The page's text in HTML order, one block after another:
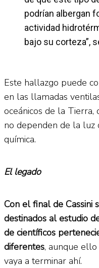
podrían albergan
actividad
bajo su corteza”,
Este hallazgo puede
en las llamadas
oceánicos de la Tierra,
no dependen de la luz
química.
El legado
Con el final de Cassini
destinados al estudio
de científicos
diferentes, aunque
vaya a terminar ahí.